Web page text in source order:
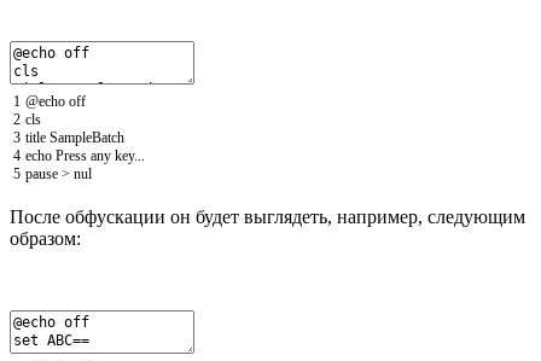
1
2
3
4
5
@echo off
cls
title SampleBatch
echo Press any key.
pause > nul
После обфускации он будет выглядеть, например, следующим
образом: